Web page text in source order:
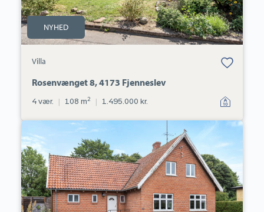
NYHED
Villa
Bolig er gemt
under dine
Rosenvænget 8, 4173 Fjenneslev
4 vær. | 108 m2 | 1.495.000 kr.
Holbækvej
22,
4370
Store
Merløse